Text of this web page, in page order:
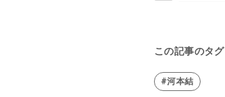
この記事のタグ
#河本結